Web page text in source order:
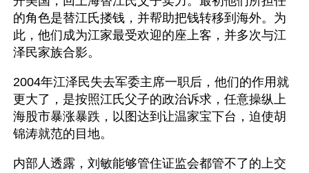
的角色是替江氏搂钱，并帮助把钱转移到海外。为
此，他们成为江家最受欢迎的座上客，并多次与江
泽民家族合影。
2004年江泽民失去军委主席一职后，他们的作用就
更大了，是按照江氏父子的政治诉求，任意操纵上
海股市暴涨暴跌，以图达到让温家宝下台，迫使胡
锦涛就范的目地。
内部人透露，刘敏能够管住证监会都管不了的上交